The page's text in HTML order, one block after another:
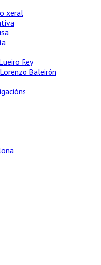
xeral
Rey
Baleirón